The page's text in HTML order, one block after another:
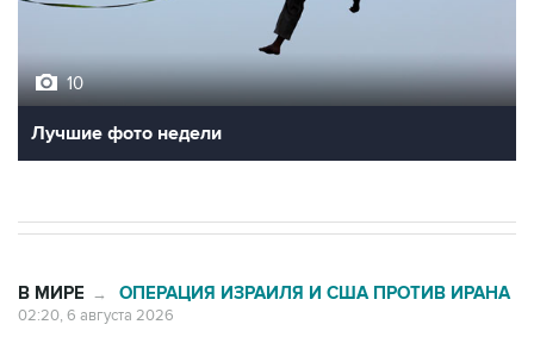
10
Лучшие фото недели
В МИРЕ → ОПЕРАЦИЯ ИЗРАИЛЯ И США ПРОТИВ ИРАНА
02:20, 6 августа 2026